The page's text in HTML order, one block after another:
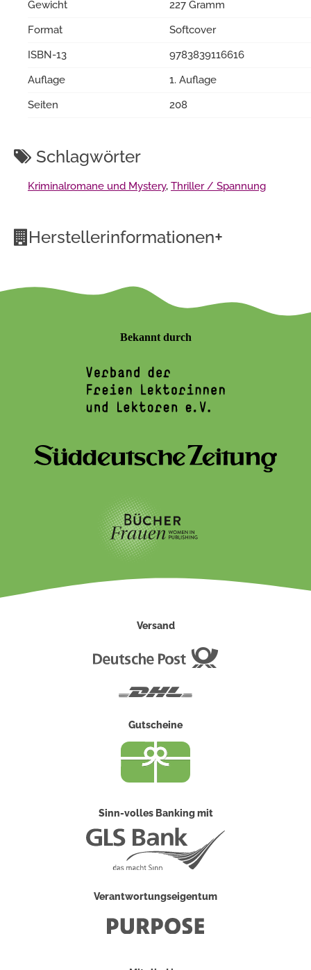
Gewicht
227 Gramm
Format
Softcover
ISBN-13
9783839116616
Auflage
1. Auflage
Seiten
208
Schlagwörter
Kriminalromane und Mystery, Thriller / Spannung
Herstellerinformationen+
Bekannt durch
Versand
Gutscheine
Sinn-volles Banking mit
Verantwortungseigentum